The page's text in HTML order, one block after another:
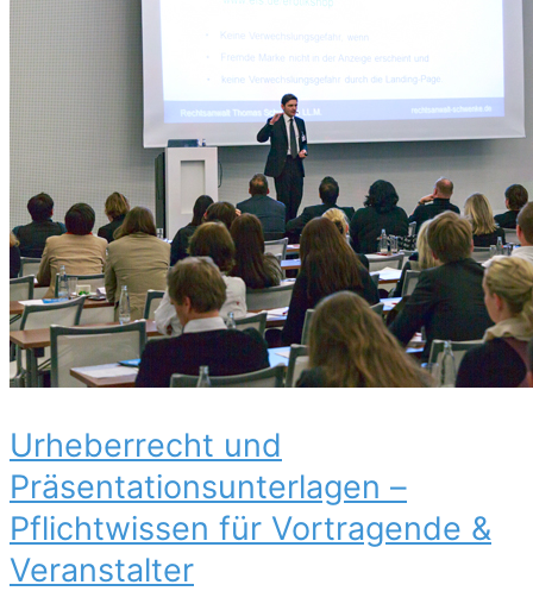
Urheberrecht und
Präsentationsunterlagen –
Pflichtwissen für Vortragende &
Veranstalter